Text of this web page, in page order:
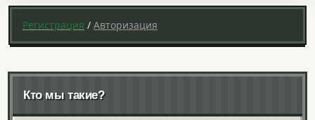
Регистрация / Авторизация
Кто мы такие?